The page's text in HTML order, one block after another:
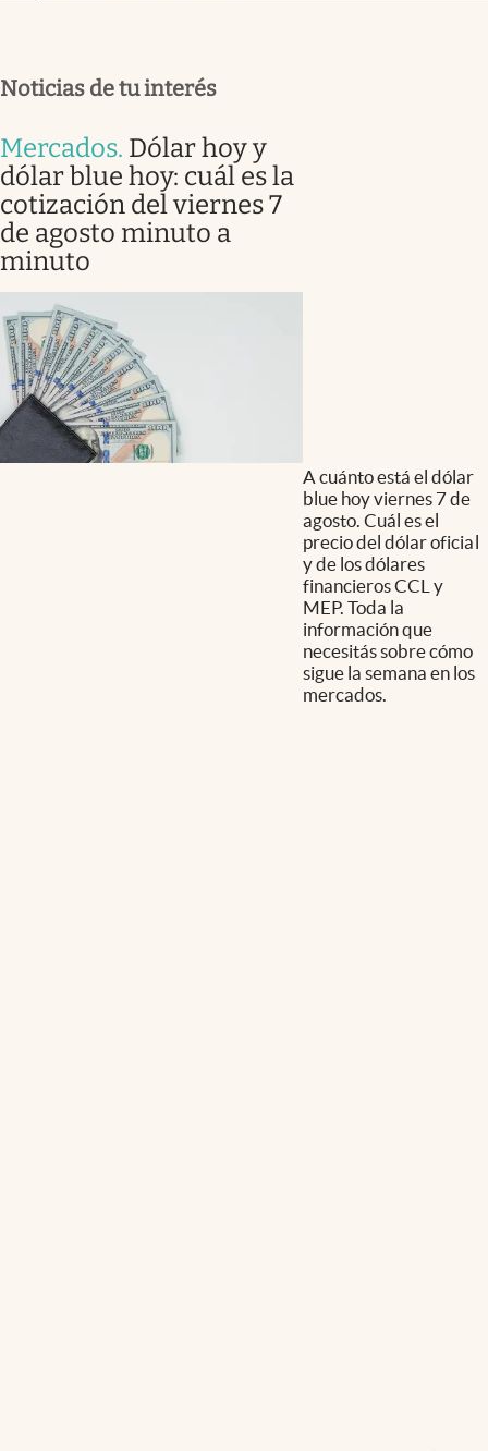
Noticias de tu interés
Mercados. Dólar hoy y
dólar blue hoy: cuál es la
cotización del viernes 7
de agosto minuto a
minuto
A cuánto está el dólar
blue hoy viernes 7 de
agosto. Cuál es el
precio del dólar oficial
y de los dólares
financieros CCL y
MEP. Toda la
información que
necesitás sobre cómo
sigue la semana en los
mercados.